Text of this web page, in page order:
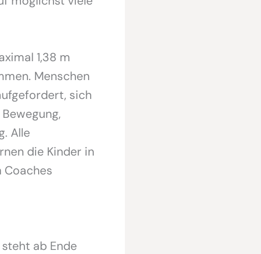
1,38 m
Menschen
sich
Alle
die Kinder in
Coaches
ab Ende